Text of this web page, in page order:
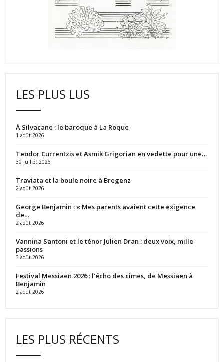
LES PLUS LUS
À Silvacane : le baroque à La Roque
1 août 2026
Teodor Currentzis et Asmik Grigorian en vedette pour une…
30 juillet 2026
Traviata et la boule noire à Bregenz
2 août 2026
George Benjamin : « Mes parents avaient cette exigence
de…
2 août 2026
Vannina Santoni et le ténor Julien Dran : deux voix, mille
passions
3 août 2026
Festival Messiaen 2026 : l’écho des cimes, de Messiaen à
Benjamin
2 août 2026
LES PLUS RÉCENTS